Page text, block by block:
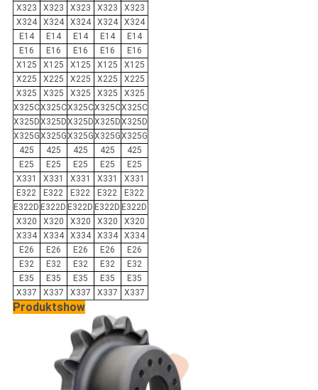
X323
X323 X323 X323
X323
X324
X324 X324 X324
X324
E14
E14 E14 E14
E14
E16
E16 E16 E16
E16
X125
X125 X125 X125
X125
X225
X225 X225 X225
X225
X325
X325 X325 X325
X325
X325CX325CX325CX325CX325C
X325DX325DX325DX325DX325D
X325GX325GX325GX325GX325G
425
425 425 425
425
E25
E25 E25 E25
E25
X331
X331 X331 X331
X331
E322
E322 E322 E322
E322
E322D E322D E322D E322D E322D
X320
X320 X320 X320
X320
X334
X334 X334 X334
X334
E26
E26 E26 E26
E26
E32
E32 E32 E32
E32
E35
E35 E35 E35
E35
X337
X337 X337 X337 X337
Produktshow